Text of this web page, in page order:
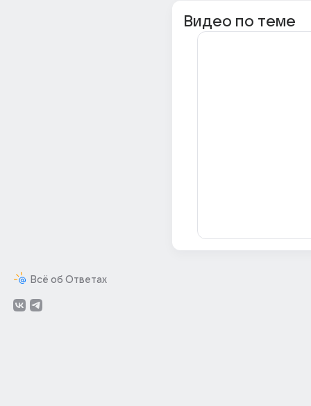
Всё об Ответах
Видео по теме